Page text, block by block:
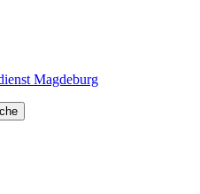
Magdeburg